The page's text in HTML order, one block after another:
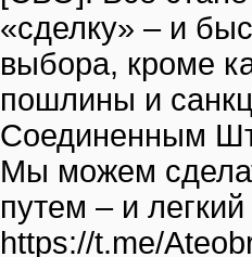
«сделку» – и
выбора, кроме
пошлины и
Соединенным
Мы можем
путем – и
https://t.me/